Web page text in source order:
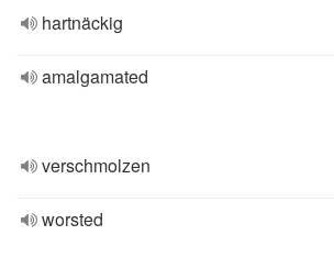
hartnäckig
amalgamated
verschmolzen
worsted